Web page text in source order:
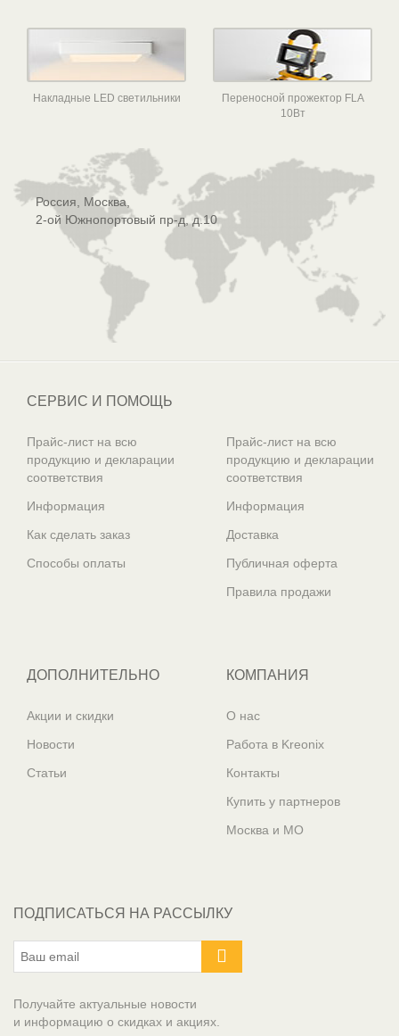
Накладные LED светильники
Переносной прожектор FLA
10Вт
Россия, Москва,
2-ой Южнопортовый пр-д, д.10
СЕРВИС И ПОМОЩЬ
Прайс-лист на всю
продукцию и декларации
соответствия
Информация
Как сделать заказ
Способы оплаты
Прайс-лист на всю
продукцию и декларации
соответствия
Информация
Доставка
Публичная оферта
Правила продажи
ДОПОЛНИТЕЛЬНО
Акции и скидки
Новости
Статьи
КОМПАНИЯ
О нас
Работа в Kreonix
Контакты
Купить у партнеров
Москва и МО
ПОДПИСАТЬСЯ НА РАССЫЛКУ
Получайте актуальные новости
и информацию о скидках и акциях.